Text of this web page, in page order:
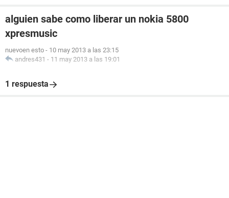
alguien sabe como liberar un nokia 5800
xpresmusic
nuevoen esto - 10 may 2013 a las 23:15
andres431 - 11 may 2013 a las 19:01
1 respuesta